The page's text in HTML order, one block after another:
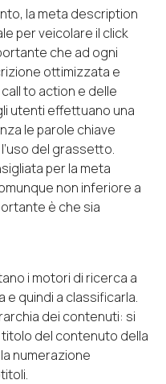
la meta description
per veicolare il click
che ad ogni
ottimizzata e
to action e delle
utenti effettuano una
le parole chiave
del grassetto.
per la meta
non inferiore a
è che sia
i motori di ricerca a
e quindi a classificarla.
dei contenuti: si
titolo del contenuto della
numerazione